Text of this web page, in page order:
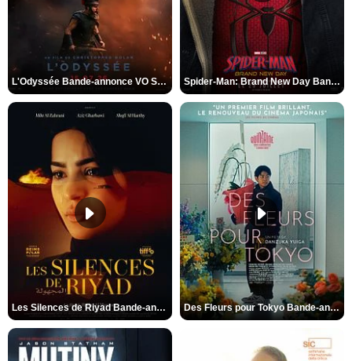
L'Odyssée Bande-annonce VO STFR Spider-Man: Brand New Day Bande-annonce VO STFR
Les Silences de Riyad Bande-annonce VO STFR Des Fleurs pour Tokyo Bande-annonce VO STFR